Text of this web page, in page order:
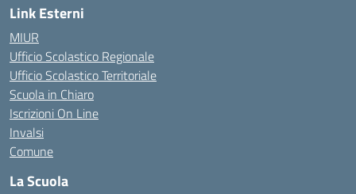
Link Esterni
MIUR
Ufficio Scolastico Regionale
Ufficio Scolastico Territoriale
Scuola in Chiaro
Iscrizioni On Line
Invalsi
Comune
La Scuola